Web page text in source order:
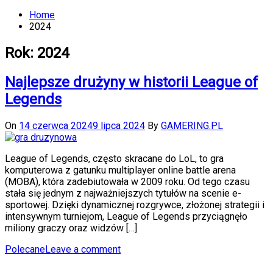
Home
2024
Rok: 2024
Najlepsze drużyny w historii League of
Legends
On 14 czerwca 20249 lipca 2024 By GAMERING.PL
League of Legends, często skracane do LoL, to gra
komputerowa z gatunku multiplayer online battle arena
(MOBA), która zadebiutowała w 2009 roku. Od tego czasu
stała się jednym z najważniejszych tytułów na scenie e-
sportowej. Dzięki dynamicznej rozgrywce, złożonej strategii i
intensywnym turniejom, League of Legends przyciągnęło
miliony graczy oraz widzów […]
PolecaneLeave a comment